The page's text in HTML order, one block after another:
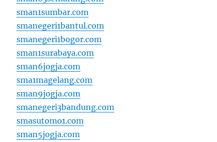
sman1sumbar.com
smanegeri1bantul.com
smanegeri1bogor.com
sman1surabaya.com
sman6jogja.com
sma1magelang.com
sman9jogja.com
smanegeri3bandung.com
smasutomo1.com
sman5jogja.com